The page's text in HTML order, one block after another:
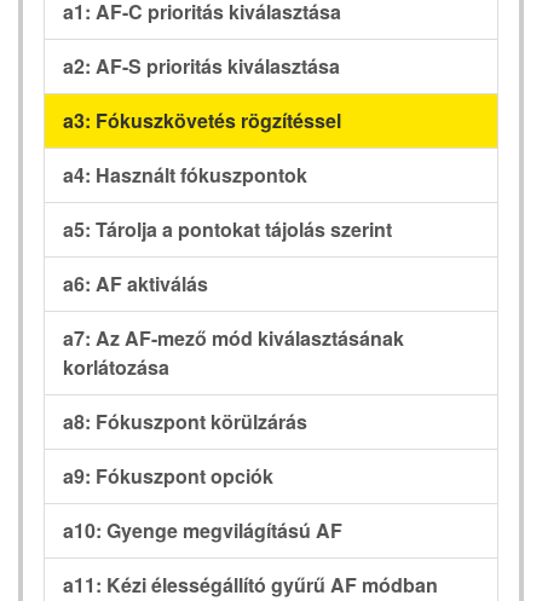
a1: AF-C prioritás kiválasztása
a2: AF-S prioritás kiválasztása
a3: Fókuszkövetés rögzítéssel
a4: Használt fókuszpontok
a5: Tárolja a pontokat tájolás szerint
a6: AF aktiválás
a7: Az AF-mező mód kiválasztásának
korlátozása
a8: Fókuszpont körülzárás
a9: Fókuszpont opciók
a10: Gyenge megvilágítású AF
a11: Kézi élességállító gyűrű AF módban